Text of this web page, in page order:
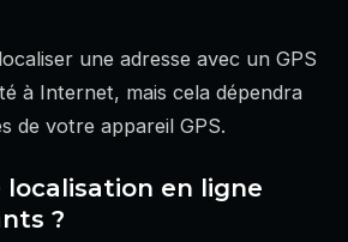
une adresse avec un GPS
à Internet, mais cela dépendra
de votre appareil GPS.
localisation en ligne
?